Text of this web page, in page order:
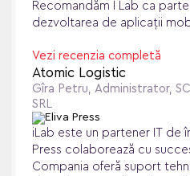
Recomandăm I Lab ca
dezvoltarea de aplicații
Vezi recenzia completă
Atomic Logistic
Gîra Petru, Administrator,
SRL
iLab este un partener IT de
Press colaborează cu
Compania oferă suport